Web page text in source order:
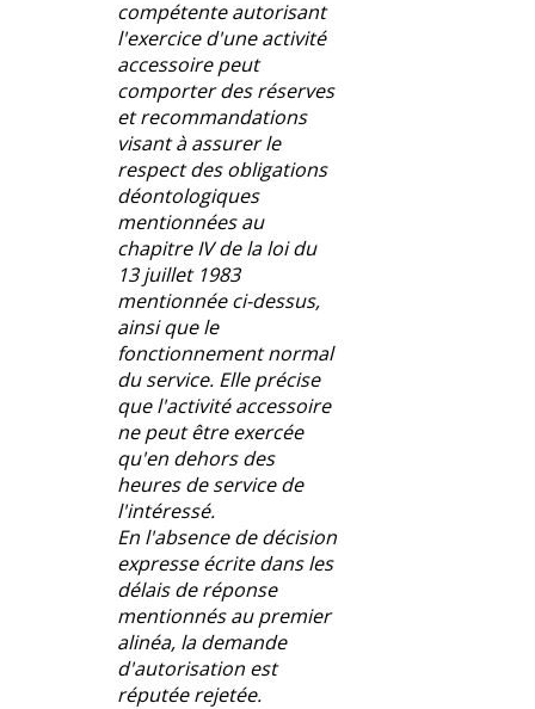
compétente autorisant
l'exercice d'une activité
accessoire peut
comporter des réserves
et recommandations
visant à assurer le
respect des obligations
déontologiques
mentionnées au
chapitre IV de la loi du
13 juillet 1983
mentionnée ci-dessus,
ainsi que le
fonctionnement normal
du service. Elle précise
que l'activité accessoire
ne peut être exercée
qu'en dehors des
heures de service de
l'intéressé.
En l'absence de décision
expresse écrite dans les
délais de réponse
mentionnés au premier
alinéa, la demande
d'autorisation est
réputée rejetée.